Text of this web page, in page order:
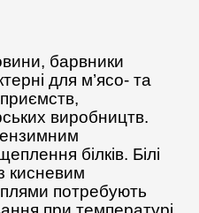
барвники
для м’ясо- та
виробництв.
білків. Білі
кисневим
потребують